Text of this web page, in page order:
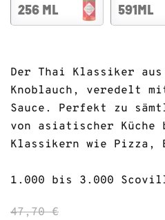
256 ML 591ML
Der Thai Klassiker
Knoblauch, veredelt mit
Sauce. Perfekt zu
von asiatischer Küche
Klassikern wie Pizza,
1.000 bis 3.000
47,70 €